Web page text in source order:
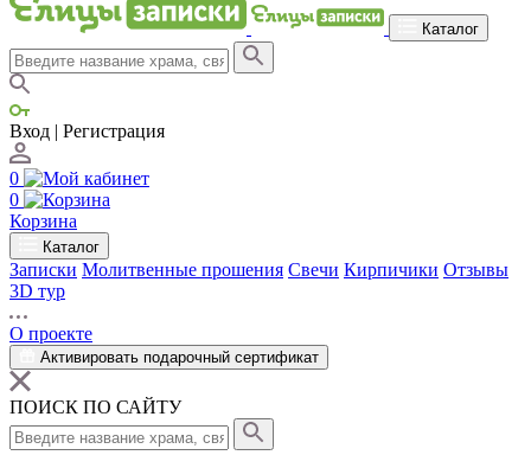
Каталог
Вход | Регистрация
0
0
Корзина
Каталог
Записки Молитвенные прошения Свечи Кирпичики Отзывы
3D тур
О проекте
Активировать подарочный сертификат
ПОИСК ПО САЙТУ